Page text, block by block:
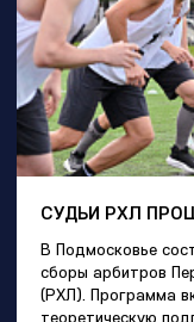
СУДЬИ РХЛ
В Подмосковье
сборы арбитров
(РХЛ). Программа
теоретическую